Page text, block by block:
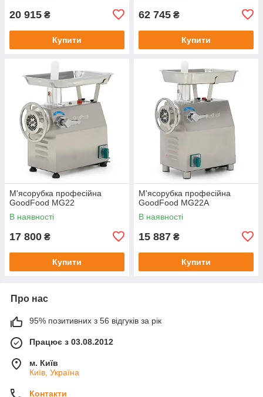
20 915 ₴
Купити
62 745 ₴
Купити
М'ясорубка професійна
GoodFood MG22
В наявності
17 800 ₴
Купити
М'ясорубка професійна
GoodFood MG22A
В наявності
15 887 ₴
Купити
Про нас
95% позитивних з 56 відгуків за рік
Працює з 03.08.2012
м. Київ
Київ, Україна
Контакти